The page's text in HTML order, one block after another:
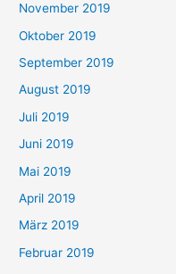
November 2019
Oktober 2019
September 2019
August 2019
Juli 2019
Juni 2019
Mai 2019
April 2019
März 2019
Februar 2019